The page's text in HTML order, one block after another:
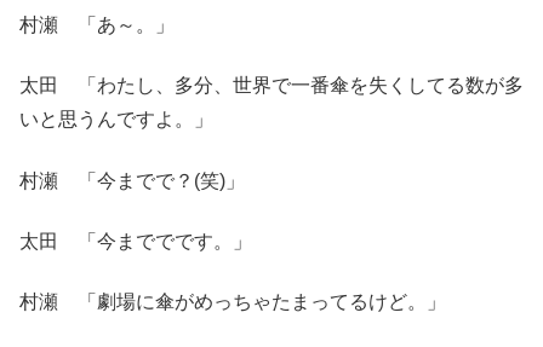
村瀬 「あ～。」
太田 「わたし、多分、世界で一番傘を失くしてる数が多
いと思うんですよ。」
村瀬 「今までで？(笑)」
太田 「今まででです。」
村瀬 「劇場に傘がめっちゃたまってるけど。」